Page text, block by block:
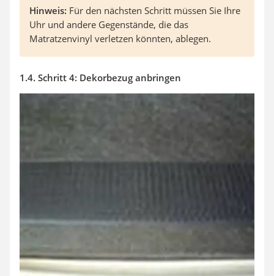
Hinweis: Für den nächsten Schritt müssen Sie Ihre
Uhr und andere Gegenstände, die das
Matratzenvinyl verletzen könnten, ablegen.
1.4. Schritt 4: Dekorbezug anbringen